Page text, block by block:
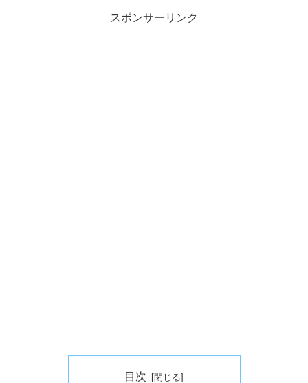
スポンサーリンク
目次